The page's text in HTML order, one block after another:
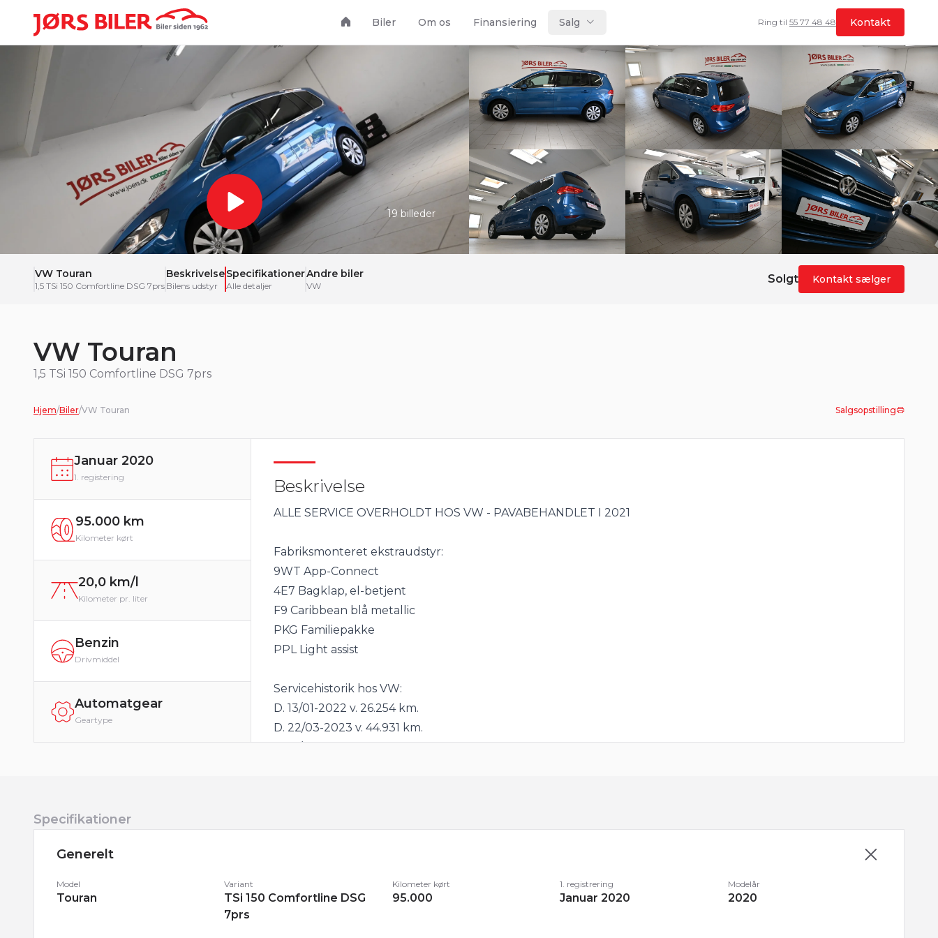
Biler Om os Finansiering Salg Ring til 55 77 48 48 Kontakt
19 billeder
VW Touran
1,5 TSi 150 Comfortline DSG 7prs
Beskrivelse
Bilens udstyr
Specifikationer
Alle detaljer
Andre biler
VW
Solgt Kontakt sælger
VW Touran
1,5 TSi 150 Comfortline DSG 7prs
Hjem/Biler/VW Touran Salgsopstilling
Januar 2020
1. registering
95.000 km
Kilometer kørt
20,0 km/l
Kilometer pr. liter
Benzin
Drivmiddel
Automatgear
Geartype
Beskrivelse
ALLE SERVICE OVERHOLDT HOS VW - PAVABEHANDLET I 2021
Fabriksmonteret ekstraudstyr:
9WT App-Connect
4E7 Bagklap, el-betjent
F9 Caribbean blå metallic
PKG Familiepakke
PPL Light assist
Servicehistorik hos VW:
D. 13/01-2022 v. 26.254 km.
D. 22/03-2023 v. 44.931 km.
Interiør:
Specifikationer
Generelt
Model
Touran
Variant
TSi 150 Comfortline DSG
7prs
Kilometer kørt
95.000
1. registrering
Januar 2020
Modelår
2020